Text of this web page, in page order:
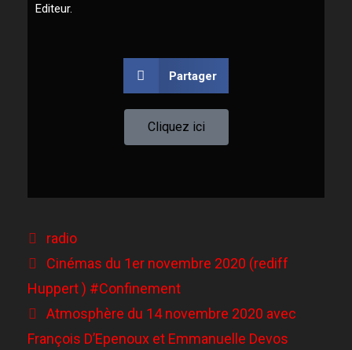
Editeur.
Partager
Cliquez ici
radio
Cinémas du 1er novembre 2020 (rediff
Huppert ) #Confinement
Atmosphère du 14 novembre 2020 avec
François D’Epenoux et Emmanuelle Devos